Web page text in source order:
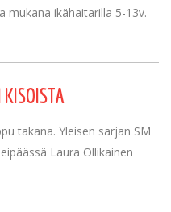
mukana ikähaitarilla 5-13v.
takana. Yleisen sarjan SM
Laura Ollikainen